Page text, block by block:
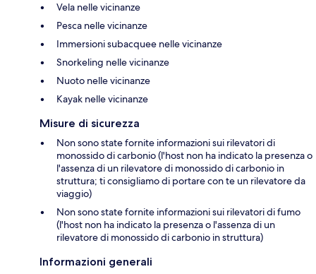
Vela nelle vicinanze
Pesca nelle vicinanze
Immersioni subacquee nelle vicinanze
Snorkeling nelle vicinanze
Nuoto nelle vicinanze
Kayak nelle vicinanze
Misure di sicurezza
Non sono state fornite informazioni sui rilevatori di
monossido di carbonio (l'host non ha indicato la presenza o
l'assenza di un rilevatore di monossido di carbonio in
struttura; ti consigliamo di portare con te un rilevatore da
viaggio)
Non sono state fornite informazioni sui rilevatori di fumo
(l'host non ha indicato la presenza o l'assenza di un
rilevatore di monossido di carbonio in struttura)
Informazioni generali